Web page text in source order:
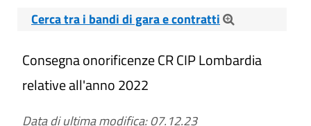
Cerca tra i bandi di gara e contratti
Cerca tra i Bandi di gara e contratti
Consegna onorificenze CR CIP Lombardia
relative all'anno 2022
Data di ultima modifica: 07.12.23